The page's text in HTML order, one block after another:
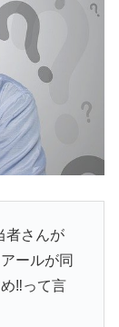
者さんが
ールが同
‼️って言